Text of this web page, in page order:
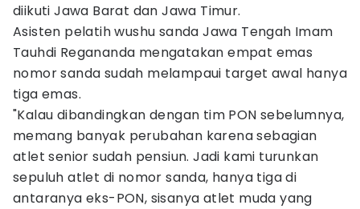
diikuti Jawa Barat dan Jawa Timur.
Asisten pelatih wushu sanda Jawa Tengah Imam
Tauhdi Regananda mengatakan empat emas
nomor sanda sudah melampaui target awal hanya
tiga emas.
"Kalau dibandingkan dengan tim PON sebelumnya,
memang banyak perubahan karena sebagian
atlet senior sudah pensiun. Jadi kami turunkan
sepuluh atlet di nomor sanda, hanya tiga di
antaranya eks-PON, sisanya atlet muda yang